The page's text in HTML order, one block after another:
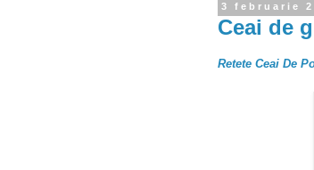
3 februarie
Ceai de
Retete Ceai De